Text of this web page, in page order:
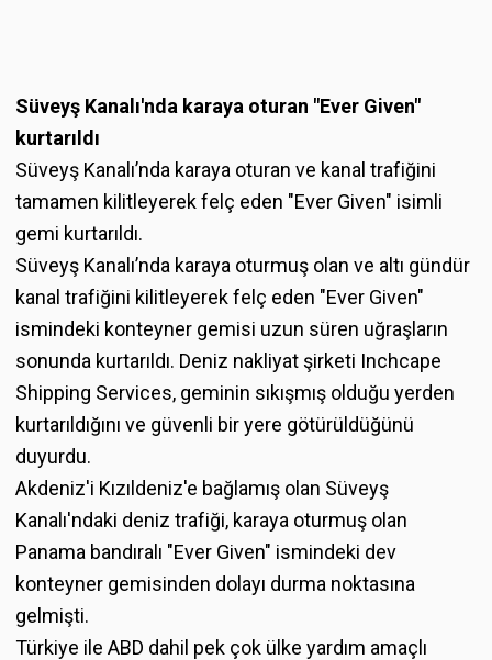
Süveyş Kanalı'nda karaya oturan "Ever Given"
kurtarıldı
Süveyş Kanalı’nda karaya oturan ve kanal trafiğini
tamamen kilitleyerek felç eden "Ever Given" isimli
gemi kurtarıldı.
Süveyş Kanalı’nda karaya oturmuş olan ve altı gündür
kanal trafiğini kilitleyerek felç eden "Ever Given"
ismindeki konteyner gemisi uzun süren uğraşların
sonunda kurtarıldı. Deniz nakliyat şirketi Inchcape
Shipping Services, geminin sıkışmış olduğu yerden
kurtarıldığını ve güvenli bir yere götürüldüğünü
duyurdu.
Akdeniz'i Kızıldeniz'e bağlamış olan Süveyş
Kanalı'ndaki deniz trafiği, karaya oturmuş olan
Panama bandıralı "Ever Given" ismindeki dev
konteyner gemisinden dolayı durma noktasına
gelmişti.
Türkiye ile ABD dahil pek çok ülke yardım amaçlı